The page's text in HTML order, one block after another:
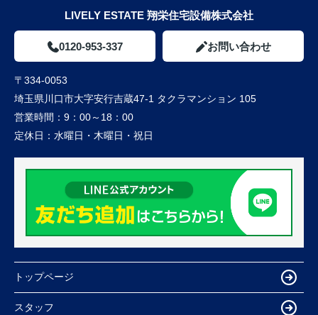
LIVELY ESTATE 翔栄住宅設備株式会社
0120-953-337 お問い合わせ
〒334-0053
埼玉県川口市大字安行吉蔵47-1 タクラマンション 105
営業時間： 9：00～18：00
定休日： 水曜日・木曜日・祝日
トップページ
スタッフ